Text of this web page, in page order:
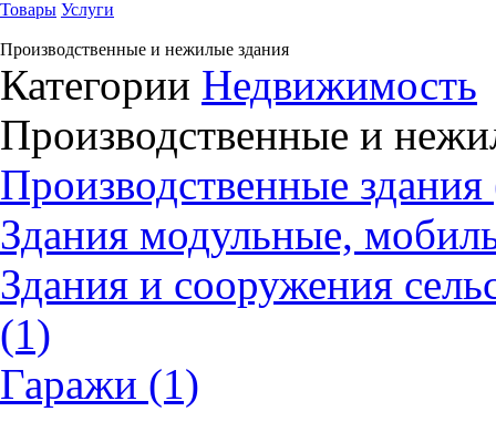
Товары Услуги
Производственные и нежилые здания
Категории Недвижимость
Производственные и
Производственные
Здания модульные,
Здания и сооружения
(1)
Гаражи (1)